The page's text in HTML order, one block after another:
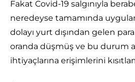
Fakat Covid-19 salgınıyla
neredeyse tamamında
dolayı yurt dışından gelen
oranda düşmüş ve bu durum
ihtiyaçlarına erişimlerini